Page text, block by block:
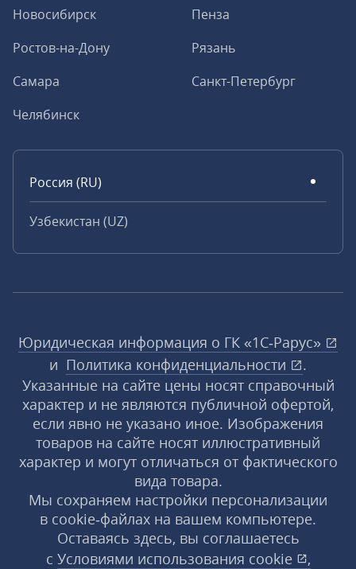
Новосибирск
Пенза
Ростов-на-Дону
Рязань
Самара
Санкт-Петербург
Челябинск
Россия (RU)
Узбекистан (UZ)
Юридическая информация о ГК «1С‑Рарус»
и Политика конфиденциальности
.
Указанные на сайте цены носят справочный
характер и не являются публичной офертой,
если явно не указано иное. Изображения
товаров на сайте носят иллюстративный
характер и могут отличаться от фактического
вида товара.
Мы сохраняем настройки персонализации
в cookie‑файлах на вашем компьютере.
Оставаясь здесь, вы соглашаетесь
с Условиями использования cookie ,